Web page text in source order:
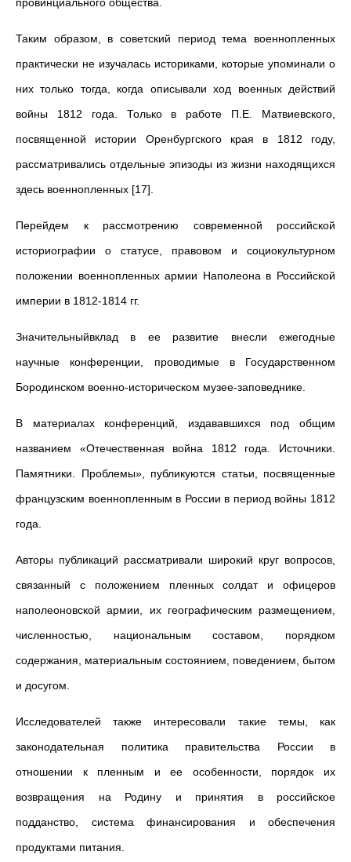
Таким образом, в советский период тема военнопленных
практически не изучалась историками, которые упоминали о
них только тогда, когда описывали ход военных действий
войны 1812 года. Только в работе П.Е. Матвиевского,
посвященной истории Оренбургского края в 1812 году,
рассматривались отдельные эпизоды из жизни находящихся
здесь военнопленных [17].
Перейдем к рассмотрению современной российской
историографии о статусе, правовом и социокультурном
положении военнопленных армии Наполеона в Российской
империи в 1812-1814 гг.
Значительныйвклад в ее развитие внесли ежегодные
научные конференции, проводимые в Государственном
Бородинском военно-историческом музее-заповеднике.
В материалах конференций, издававшихся под общим
названием «Отечественная война 1812 года. Источники.
Памятники. Проблемы», публикуются статьи, посвященные
французским военнопленным в России в период войны 1812
года.
Авторы публикаций рассматривали широкий круг вопросов,
связанный с положением пленных солдат и офицеров
наполеоновской армии, их географическим размещением,
численностью, национальным составом, порядком
содержания, материальным состоянием, поведением, бытом
и досугом.
Исследователей также интересовали такие темы, как
законодательная политика правительства России в
отношении к пленным и ее особенности, порядок их
возвращения на Родину и принятия в российское
подданство, система финансирования и обеспечения
продуктами питания.